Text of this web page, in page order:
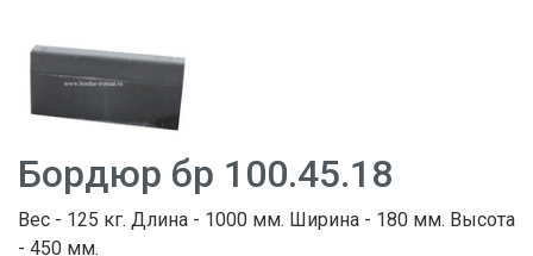
Бордюр бр 100.45.18
Вес - 125 кг. Длина - 1000 мм. Ширина - 180 мм. Высота
- 450 мм.